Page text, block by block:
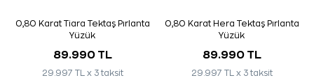
0,80 Karat Tiara Tektaş Pırlanta
Yüzük
89.990 TL
29.997 TL x 3 taksit
0,80 Karat Hera Tektaş Pırlanta
Yüzük
89.990 TL
29.997 TL x 3 taksit